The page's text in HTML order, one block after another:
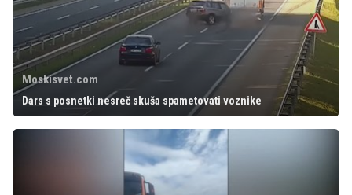
Moskisvet.com
Dars s posnetki nesreč skuša spametovati voznike